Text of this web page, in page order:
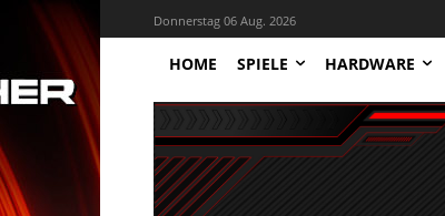
Donnerstag 06 Aug. 2026
HOME SPIELE HARDWARE